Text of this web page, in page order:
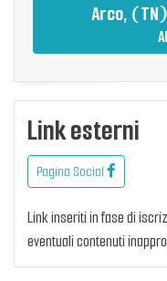
Arco,
Link esterni
Pagina Social
Link inseriti in fase di
eventuali contenuti